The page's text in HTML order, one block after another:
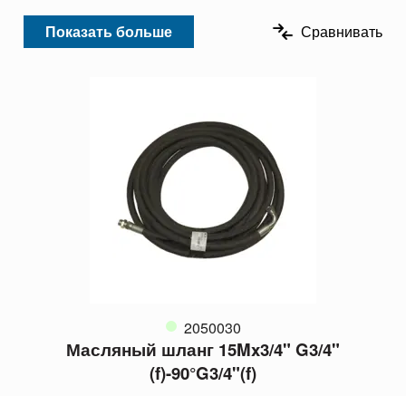
Показать больше Сравнивать
2050030
Масляный шланг 15Mx3/4" G3/4"
(f)-90°G3/4"(f)